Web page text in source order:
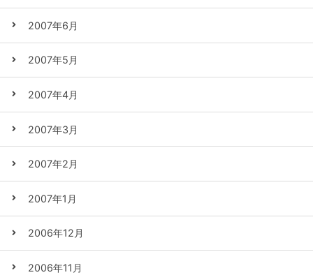
2007年6月
2007年5月
2007年4月
2007年3月
2007年2月
2007年1月
2006年12月
2006年11月